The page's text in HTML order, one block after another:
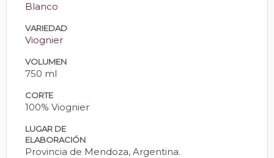
Blanco
VARIEDAD
Viognier
VOLUMEN
750 ml
CORTE
100% Viognier
LUGAR DE
ELABORACIÓN
Provincia de Mendoza, Argentina.